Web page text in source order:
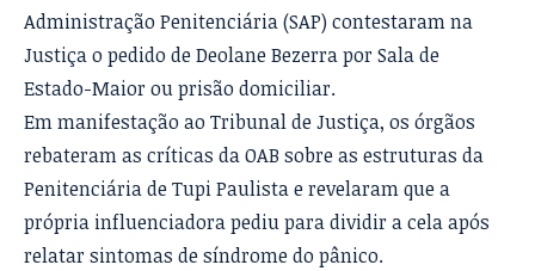
Administração Penitenciária (SAP) contestaram na
Justiça o pedido de Deolane Bezerra por Sala de
Estado-Maior ou prisão domiciliar.
Em manifestação ao Tribunal de Justiça, os órgãos
rebateram as críticas da OAB sobre as estruturas da
Penitenciária de Tupi Paulista e revelaram que a
própria influenciadora pediu para dividir a cela após
relatar sintomas de síndrome do pânico.